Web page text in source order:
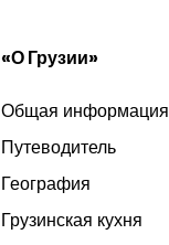
«О Грузии»
Общая информация
Путеводитель
География
Грузинская кухня